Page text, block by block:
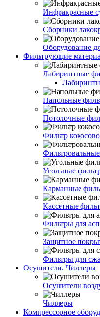
Инфракрасные
Сборники
Оборудование
Фильтрующие
Лабиринтные
Напольные
Потолочные
Фильтр
Угольные
Карманные
Кассетные
Фильтры для
Защитное
Фильтры для
Осушители. Чиллеры
Осушители
Чиллеры
Компрессорное